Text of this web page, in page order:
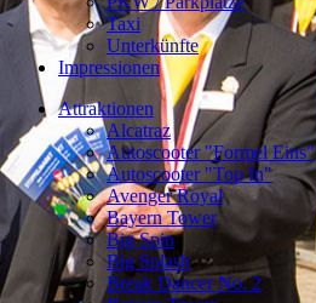
Taxi
Unterkünfte
Impressionen
Attraktionen
Alcatraz
Autoscooter "Formel Eins"
Autoscooter "Top In"
Avenger Royal
Bayern Tower
Big Spin
Big Splash
Break Dancer No. 2